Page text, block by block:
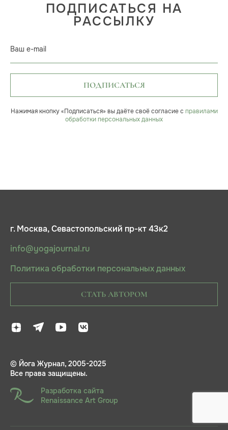
ПОДПИСАТЬСЯ НА
РАССЫЛКУ
Ваш e-mail
ПОДПИСАТЬСЯ
Нажимая кнопку «Подписаться» вы даёте своё согласие с правилами
обработки персональных данных
г. Москва, Севастопольский пр-кт 43к2
info@yogajournal.ru
Политика обработки персональных данных
СТАТЬ АВТОРОМ
© Йога Журнал, 2005-2025
Все права защищены.
Разработка сайта
Renaissance Art Group